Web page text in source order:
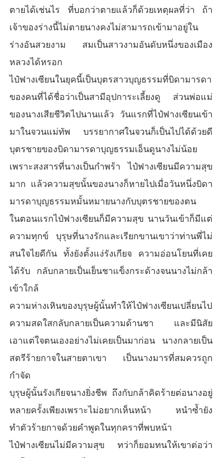
ตายได้เช่นไร ที่บอกว่าตายแล้วก็ด้วยเหตุผลที่ว่า ถ้า
เจ้าของร่างนี้ไม่ตายนางคงไม่สามารถเข้ามาอยู่ใน
ร่างอันสวยงาม สมเป็นสาวงามอันดับหนึ่งของเมือง
หลวงได้หรอก
ไป๋ฟางเซียนในยุคนี้เป็นบุตรสาวบุญธรรมที่บิดามารดา
ของคนที่ได้ชื่อว่าเป็นสามีอุปการะเลี้ยงดู ส่วนพ่อแม่
ของนางเสียชีวิตไปนานแล้ว วันแรกที่ไป๋ฟางเซียนเข้า
มาในจวนแม่ทัพ บรรยากาศในจวนก็เป็นไปได้ด้วยดี
บุตรชายของบิดามารดาบุญธรรมเอ็นดูนางไม่น้อย
เพราะสงสารที่นางเป็นกำพร้า ไป๋ฟางเซียนมีความสุข
มาก แล้วความสุขนั้นของนางก็หายไปเมื่อวันหนึ่งบิดา
มารดาบุญธรรมหมั้นหมายนางกับบุตรชายของตน
ในตอนแรกไป๋ฟางเซียนก็มีความสุข นานวันเข้าก็มีแต่
ความทุกข์ บุรุษที่นางรักและเรียกขานเขาว่าท่านพี่ไม่
สนใจไยดีกัน ทั้งยังตั้งแง่รังเกียจ ความอ่อนโยนที่เคย
ได้รับ กลับกลายเป็นเย็นชาแข็งกระด้างจนนางไม่กล้า
เข้าใกล้
ความห่างเหินของบุรุษผู้นั้นทำให้ไป๋ฟางเซียนเปลี่ยนไป
ความสดใสกลับกลายเป็นความด้านชา และมีนิสัย
เอาแต่ใจตนเองอย่างไม่เคยเป็นมาก่อน นางกลายเป็น
สตรีร้ายกาจในสายตาเขา เป็นนางมารที่สมควรถูก
กำจัด
บุรุษผู้นั้นรังเกียจนางยิ่งชีพ ถึงกับกล้าคิดร้ายต่อนางอยู่
หลายครั้งเพียงเพราะไม่อยากเห็นหน้า หนำซ้ำยัง
ทำตัวร้ายกาจด้วยคำพูดในทุกคราที่พบหน้า
ไป๋ฟางเซียนไม่มีความสุข ทว่าก็ยอมทนให้เขาต่อว่า